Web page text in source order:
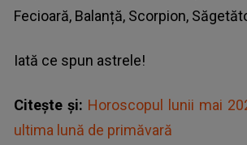
Fecioară, Balanță, Scorpion,
Iată ce spun astrele!
Citește și: Horoscopul lunii mai
ultima lună de primăvară